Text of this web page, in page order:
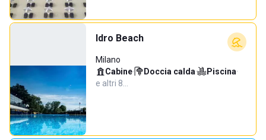
Idro Beach
Milano
Cabine· Doccia calda· Piscina·
e altri 8…